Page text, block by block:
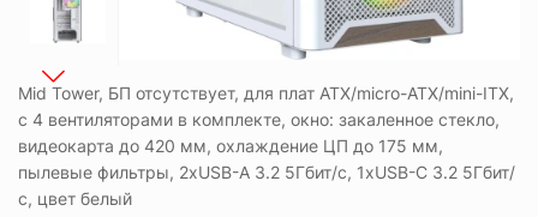
Mid Tower, БП отсутствует, для плат ATX/micro-ATX/mini-ITX,
с 4 вентиляторами в комплекте, окно: закаленное стекло,
видеокарта до 420 мм, охлаждение ЦП до 175 мм,
пылевые фильтры, 2xUSB-A 3.2 5Гбит/с, 1xUSB-C 3.2 5Гбит/
с, цвет белый